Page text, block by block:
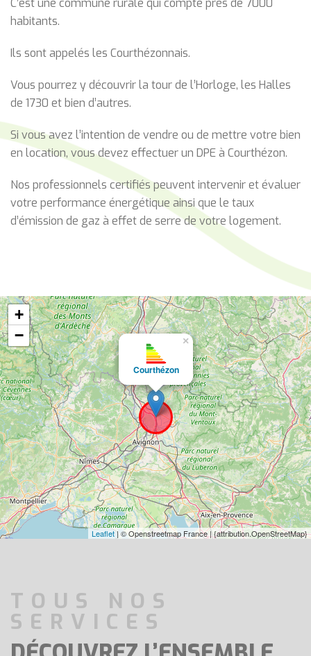
C’est une commune rurale qui compte près de 7000
habitants.
Ils sont appelés les Courthézonnais.
Vous pourrez y découvrir la tour de l’Horloge, les Halles
de 1730 et bien d’autres.
Si vous avez l’intention de vendre ou de mettre votre bien
en location, vous devez effectuer un DPE à Courthézon.
Nos professionnels certifiés peuvent intervenir et évaluer
votre performance énergétique ainsi que le taux
d’émission de gaz à effet de serre de votre logement.
Courthézon
×
+
−
Leaflet| © Openstreetmap France | {attribution.OpenStreetMap}
TOUS NOS
SERVICES